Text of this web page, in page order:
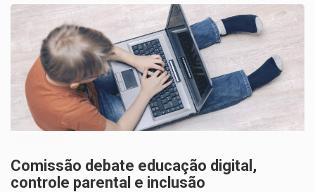
Comissão debate educação digital,
controle parental e inclusão